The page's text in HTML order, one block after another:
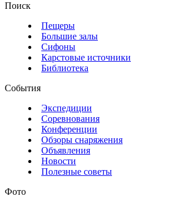
Поиск
Пещеры
Большие залы
Сифоны
Карстовые источники
Библиотека
События
Экспедиции
Соревнования
Конференции
Обзоры снаряжения
Объявления
Новости
Полезные советы
Фото